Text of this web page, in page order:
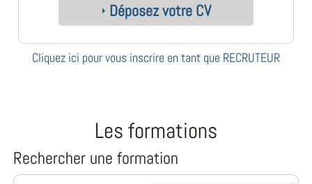
Déposez votre CV
Cliquez ici pour vous inscrire en tant que RECRUTEUR
Les formations
Rechercher une formation